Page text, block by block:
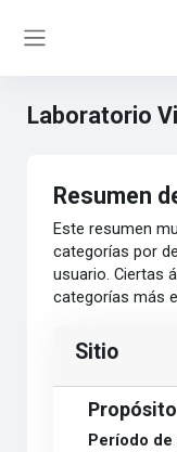
Laboratorio
Resumen
Este resumen
categorías por
usuario. Ciertas
categorías más
Sitio
Propósito
Período